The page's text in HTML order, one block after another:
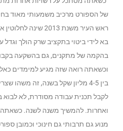
של הספורט מרכיב משמעותי מאוד
ראש העיר משנת 2013
בא לידי ביטוי בתקציב שרק הולך
בהקמה של מתקנים, גם בהשקעה
וכשאתה רואה שזה מגיע למימדים
בין 4-5 מליון שקל בשנה, זה משהו
לקבל תכנית עבודה מסודרת, לא
ואחרות. להמשיך משנה לשנה. כשאתה
מנוע גם תרבותי גם חינוכי וכמובן